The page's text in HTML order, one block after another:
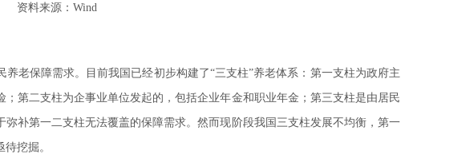
资料来源：Wind
老保障需求。目前我国已经初步构建了“三支柱”养老体系：第一支柱为政府主
第二支柱为企事业单位发起的，包括企业年金和职业年金；第三支柱是由居民
补第一二支柱无法覆盖的保障需求。然而现阶段我国三支柱发展不均衡，第一
挖掘。